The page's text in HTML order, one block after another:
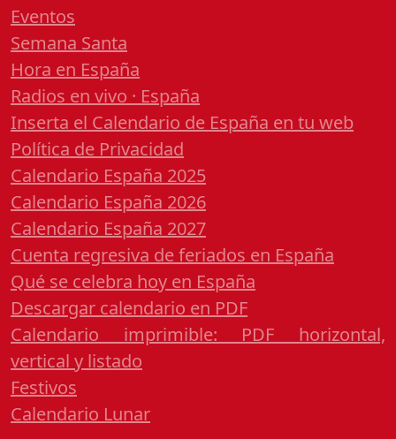
Eventos
Semana Santa
Hora en España
Radios en vivo · España
Inserta el Calendario de España en tu web
Política de Privacidad
Calendario España 2025
Calendario España 2026
Calendario España 2027
Cuenta regresiva de feriados en España
Qué se celebra hoy en España
Descargar calendario en PDF
Calendario imprimible: PDF horizontal,
vertical y listado
Festivos
Calendario Lunar